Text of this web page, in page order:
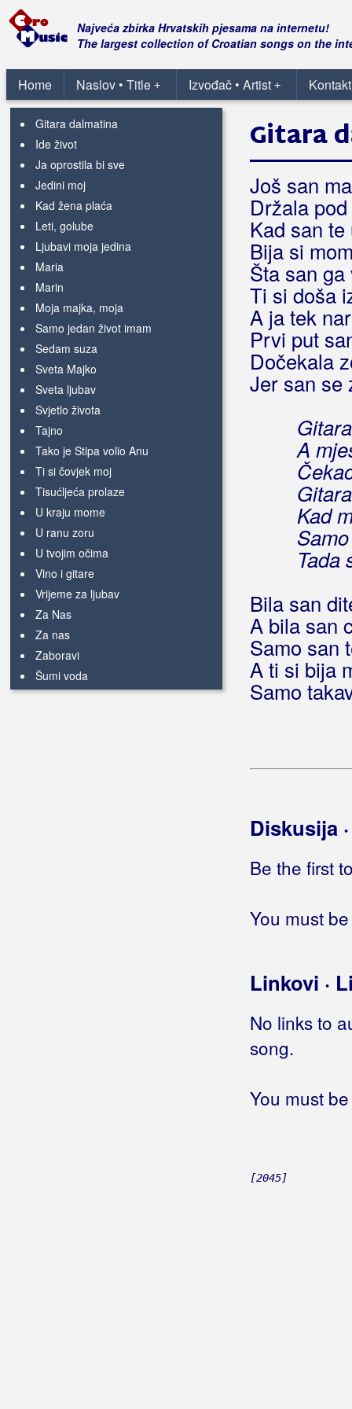
Najveća zbirka Hrvatskih pjesama na internetu!
The largest collection of Croatian songs on the
Home +
Naslov • Title +
Izvođač • Artist
Blagdan, Maja
Cura za sve
Divine love
Gitara dalmatina
Ide život
Ja oprostila bi sve
Jedini moj
Kad žena plaća
Leti, golube
Ljubavi moja jedina
Maria
Marin
Moja majka, moja
Samo jedan život imam
Sedam suza
Sveta Majko
Sveta ljubav
Svjetlo života
Tajno
Tako je Stipa volio Anu
Ti si čovjek moj
Tisućljeća prolaze
U kraju mome
U ranu zoru
U tvojim očima
Vino i gitare
Vrijeme za ljubav
Za Nas
Za nas
Zaboravi
Šumi voda
Gitara
Još san
Držala
Kad san
Bija si
Šta san
Ti si doša
A ja tek
Prvi put
Dočekala
Jer san se
A
Kad
Tada
Bila san
A bila san
Samo san
A ti si bija
Samo
Diskusija
Be the first
You must
Linkovi ·
No links to
song.
You must
[2045]